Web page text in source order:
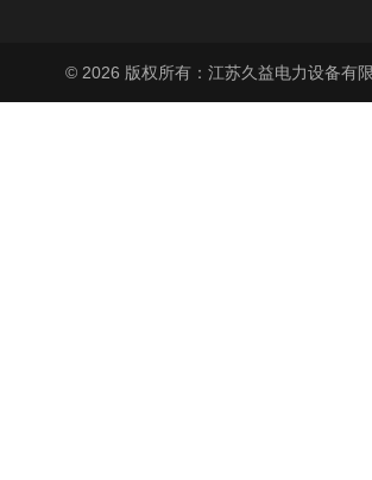
© 2026 版权所有：江苏久益电力设备有